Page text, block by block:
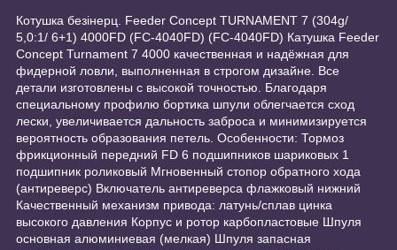
Котушка безінерц. Feeder Concept TURNAMENT 7 (304g/
5,0:1/ 6+1) 4000FD (FC-4040FD) (FC-4040FD) Катушка Feeder
Concept Turnament 7 4000 качественная и надёжная для
фидерной ловли, выполненная в строгом дизайне. Все
детали изготовлены с высокой точностью. Благодаря
специальному профилю бортика шпули облегчается сход
лески, увеличивается дальность заброса и минимизируется
вероятность образования петель. Особенности: Тормоз
фрикционный передний FD 6 подшипников шариковых 1
подшипник роликовый Мгновенный стопор обратного хода
(антиреверс) Включатель антиреверса флажковый нижний
Качественный механизм привода: латунь/сплав цинка
высокого давления Корпус и ротор карбопластовые Шпуля
основная алюминиевая (мелкая) Шпуля запасная